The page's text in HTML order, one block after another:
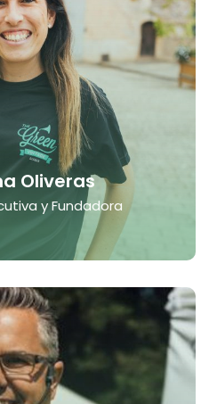
Oliveras
y Fundadora